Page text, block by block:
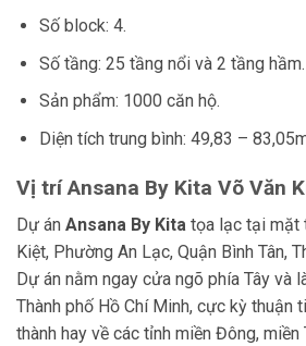
Số block: 4.
Số tầng: 25 tầng nổi và 2 tầng hầm.
Sản phẩm: 1000 căn hộ.
Diện tích trung bình: 49,83 –
Vị tríAnsana By Kita Võ Văn
Dự án Ansana By Kita tọa lạc tại mặt
Kiệt, Phường An Lạc, Quận Bình Tân,
Dự án nằm ngay cửa ngõ phía Tây và
Thành phố Hồ Chí Minh, cực kỳ thuận
thành hay về các tỉnh miền Đông, miền